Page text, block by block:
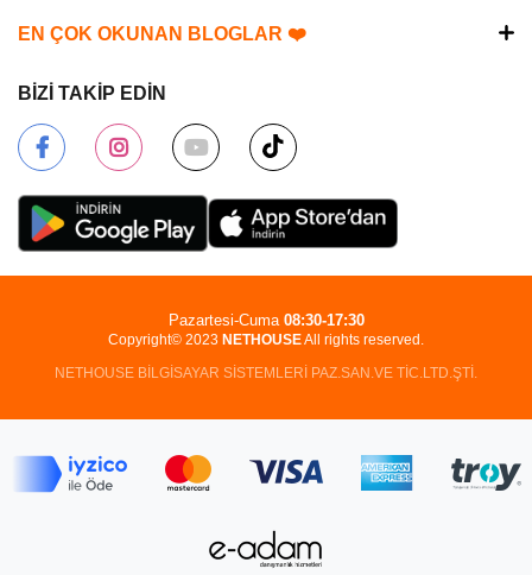
EN ÇOK OKUNAN BLOGLAR ❤️
BİZİ TAKİP EDİN
Copyright© 2023 NETHOUSEAll rights reserved.
NETHOUSE BİLGİSAYAR SİSTEMLERİ PAZ.SAN.VE TİC.LTD.ŞTİ.
Pazartesi-Cuma 08:30-17:30